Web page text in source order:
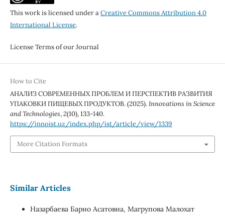
This work is licensed under aCreative Commons Attribution 4.0
International License.
License Terms of our Journal
How to Cite
АНАЛИЗ СОВРЕМЕННЫХ ПРОБЛЕМ И ПЕРСПЕКТИВ РАЗВИТИЯ
УПАКОВКИ ПИЩЕВЫХ ПРОДУКТОВ. (2025).Innovations in Science
and Technologies,2(10), 133-140.
https://innoist.uz/index.php/ist/article/view/1339
More Citation Formats
Similar Articles
Назарбаева Барно Асатовна, Магрупова Малохат